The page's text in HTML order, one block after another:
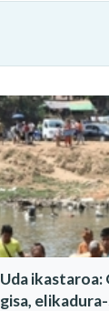
Uda ikastaroa:
gisa,